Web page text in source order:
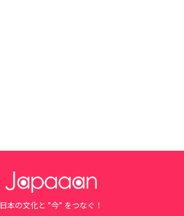
日本の文化と ”今” をつなぐ！